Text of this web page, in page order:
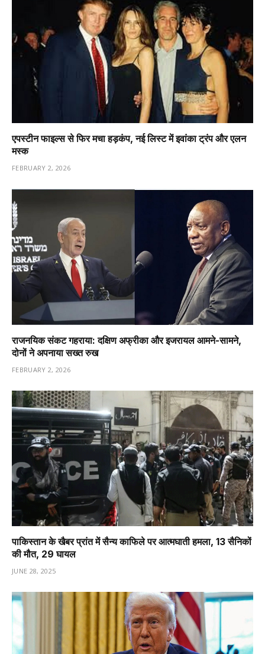
एपस्टीन फाइल्स से फिर मचा हड़कंप, नई लिस्ट में इवांका ट्रंप और एलन
मस्क
FEBRUARY 2, 2026
राजनयिक संकट गहराया: दक्षिण अफ्रीका और इजरायल आमने-सामने,
दोनों ने अपनाया सख्त रुख
FEBRUARY 2, 2026
पाकिस्तान के खैबर प्रांत में सैन्य काफिले पर आत्मघाती हमला, 13 सैनिकों
की मौत, 29 घायल
JUNE 28, 2025